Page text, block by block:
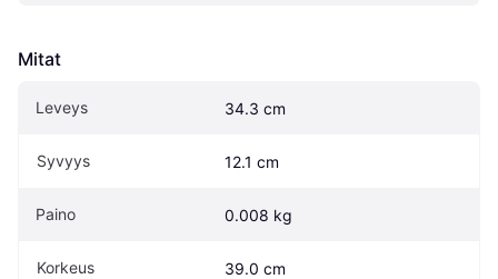
Mitat
Leveys 34.3 cm
Syvyys 12.1 cm
Paino 0.008 kg
Korkeus 39.0 cm